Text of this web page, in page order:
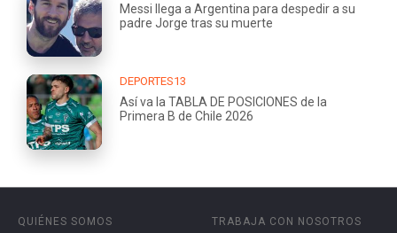
Messi llega a Argentina para despedir a su
padre Jorge tras su muerte
DEPORTES13
Así va la TABLA DE POSICIONES de la
Primera B de Chile 2026
QUIÉNES SOMOS
TRABAJA CON NOSOTROS